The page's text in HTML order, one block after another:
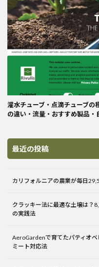
灌水チューブ・点滴チューブ
の違い・流量・おすすめ製品・
最近の投稿
カリフォルニアの農業が毎日
クラッキー法に最適な土壌は？
の実践法
AeroGardenで育てたパティオ
ミート対応法